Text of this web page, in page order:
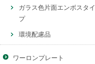
ガラス色片面エンボスタイ
プ
環境配慮品
ワーロンプレート